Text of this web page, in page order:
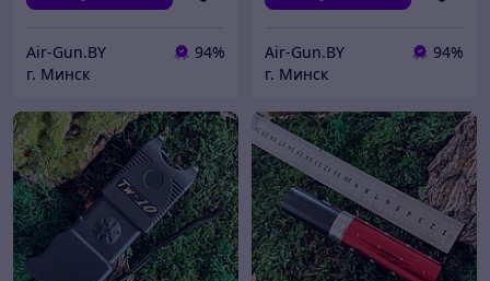
Air-Gun.BY
94%
г. Минск
Air-Gun.BY
94%
г. Минск